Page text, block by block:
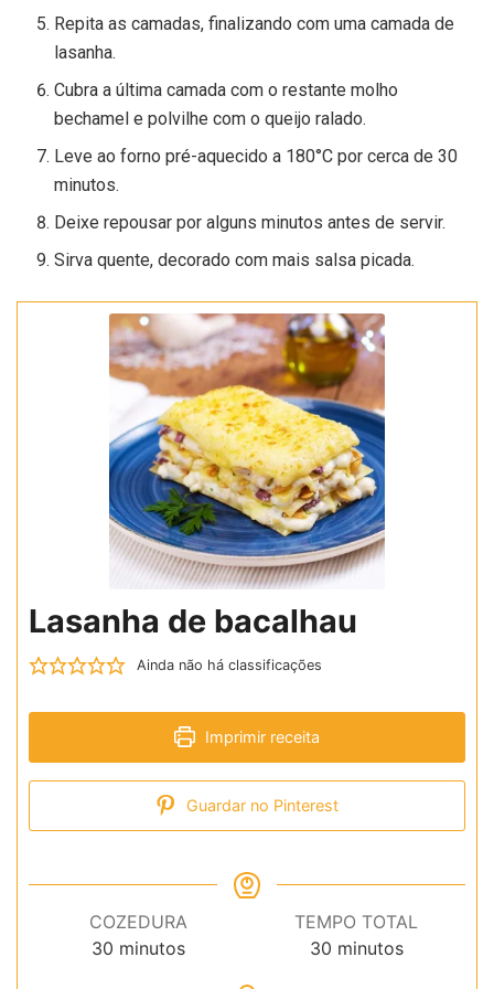
Repita as camadas, finalizando com uma camada de
lasanha.
Cubra a última camada com o restante molho
bechamel e polvilhe com o queijo ralado.
Leve ao forno pré-aquecido a 180°C por cerca de 30
minutos.
Deixe repousar por alguns minutos antes de servir.
Sirva quente, decorado com mais salsa picada.
Lasanha de bacalhau
Ainda não há classificações
Imprimir receita
Guardar no Pinterest
COZEDURA
30minutos
minutos
TEMPO TOTAL
30minutos
minutos